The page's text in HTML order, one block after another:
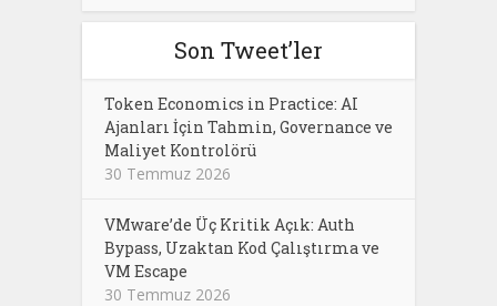
Son Tweet’ler
Token Economics in Practice: AI
Ajanları İçin Tahmin, Governance ve
Maliyet Kontrolörü
30 Temmuz 2026
VMware’de Üç Kritik Açık: Auth
Bypass, Uzaktan Kod Çalıştırma ve
VM Escape
30 Temmuz 2026